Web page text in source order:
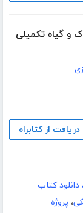
و گیاه تکمیلی
دریافت از کتابراه
کتاب
، پروژه